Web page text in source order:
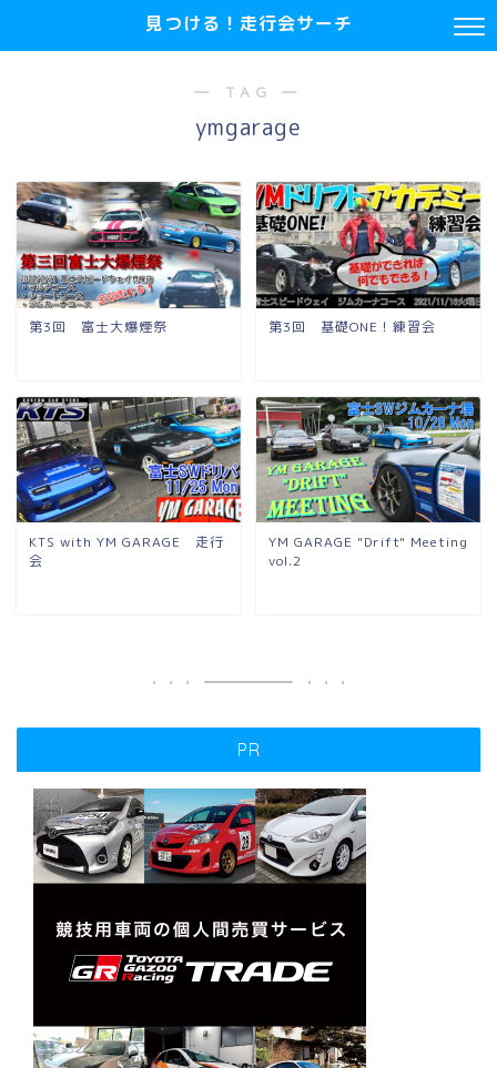
見つける！走行会サーチ
― TAG ―
ymgarage
第3回 富士大爆煙祭 第3回 基礎ONE！練習会
KTS with YM GARAGE 走行
会
YM GARAGE "Drift" Meeting
vol.2
PR